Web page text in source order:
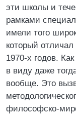
эти школы и
рамками
имели того
который
1970-х годов.
в виду даже
вообще. Это
философско-